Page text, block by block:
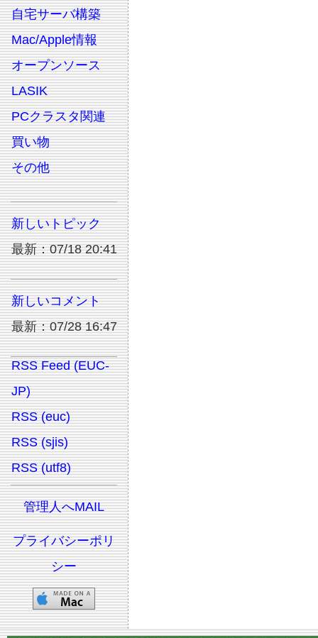
自宅サーバ構築
Mac/Apple情報
オープンソース
LASIK
PCクラスタ関連
買い物
その他
新しいトピック
最新：07/18 20:41
新しいコメント
最新：07/28 16:47
RSS Feed (EUC-
JP)
RSS (euc)
RSS (sjis)
RSS (utf8)
管理人へMAIL
プライバシーポリ
シー